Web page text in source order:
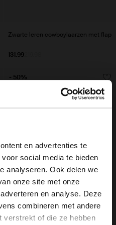
en advertenties te
social media te bieden
analyseren. Ook delen we
onze site met onze
en analyse. Deze
combineren met andere
verstrekt of die ze hebben
Zwarte leren cowboylaarzen met flap
131.99
- 50%
×
in English?
isn't Dutch. Would